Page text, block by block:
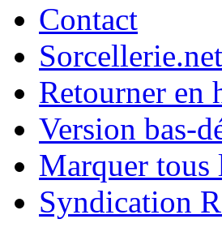
Contact
Sorcellerie.net
Retourner en
Version bas-
Marquer tous
Syndication